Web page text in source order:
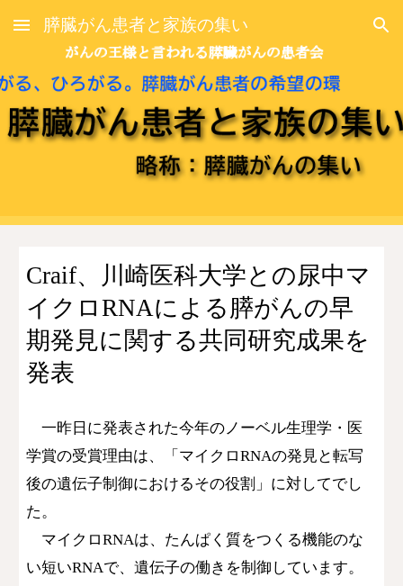
Skip to main content Skip to navigation
膵臓がん患者と家族の集い
Craif、川崎医科大学との尿中マ
イクロRNAによる膵がんの早
期発見に関する共同研究成果を
発表
一昨日に発表された今年のノーベル生理学・医
学賞の受賞理由は、「マイクロRNAの発見と転写
後の遺伝子制御におけるその役割」に対してでし
た。
マイクロRNAは、たんぱく質をつくる機能のな
い短いRNAで、遺伝子の働きを制御しています。